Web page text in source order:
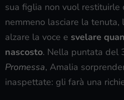
sua figlia non vuol restituirle
nemmeno lasciare la
alzare la voce e svelare
nascosto. Nella puntata del
Promessa, Amalia
inaspettate: gli farà una